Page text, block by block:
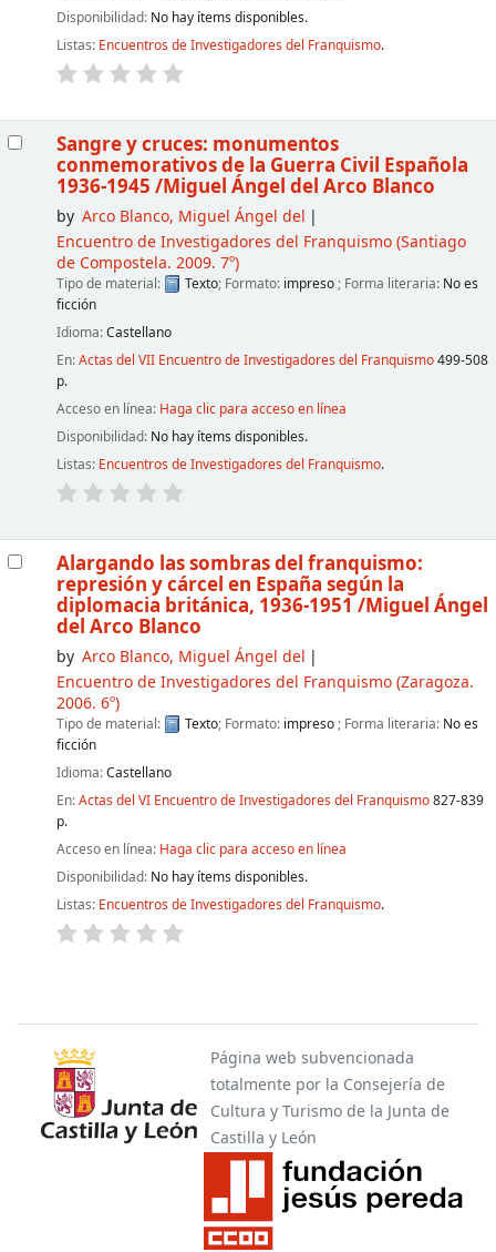
Disponibilidad: No hay ítems disponibles.
Listas: Encuentros de Investigadores del Franquismo.
Sangre y cruces: monumentos
conmemorativos de la Guerra Civil Española
1936-1945 /Miguel Ángel del Arco Blanco
by Arco Blanco, Miguel Ángel del
Encuentro de Investigadores del Franquismo(Santiago
de Compostela. 2009. 7º)
Tipo de material: Texto; Formato: impreso ; Forma literaria: No es
ficción
Idioma:Castellano
En:Actas del VII Encuentro de Investigadores del Franquismo499-508
p.
Acceso en línea: Haga clic para acceso en línea
Disponibilidad: No hay ítems disponibles.
Listas: Encuentros de Investigadores del Franquismo.
Alargando las sombras del franquismo:
represión y cárcel en España según la
diplomacia británica, 1936-1951 /Miguel Ángel
del Arco Blanco
by Arco Blanco, Miguel Ángel del
Encuentro de Investigadores del Franquismo(Zaragoza.
2006. 6º)
Tipo de material: Texto; Formato: impreso ; Forma literaria: No es
ficción
Idioma:Castellano
En:Actas del VI Encuentro de Investigadores del Franquismo827-839
p.
Acceso en línea: Haga clic para acceso en línea
Disponibilidad: No hay ítems disponibles.
Listas: Encuentros de Investigadores del Franquismo.
Página web subvencionada
totalmente por la Consejería de
Cultura y Turismo de la Junta de
Castilla y León